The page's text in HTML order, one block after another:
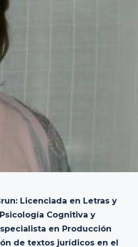
Licenciada en Letras y
Cognitiva y
en Producción
de textos jurídicos en el